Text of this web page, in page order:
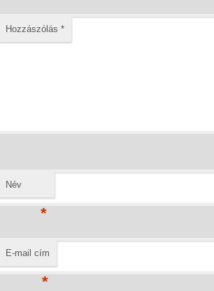
Hozzászólás *
Név
*
E-mail cím
*